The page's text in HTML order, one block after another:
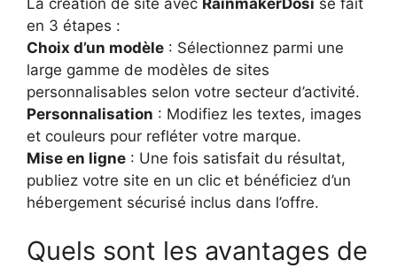
en 3 étapes :
Choix d’un modèle : Sélectionnez parmi une
large gamme de modèles de sites
personnalisables selon votre secteur d’activité.
Personnalisation : Modifiez les textes, images
et couleurs pour refléter votre marque.
Mise en ligne : Une fois satisfait du résultat,
publiez votre site en un clic et bénéficiez d’un
hébergement sécurisé inclus dans l’offre.
Quels sont les avantages de